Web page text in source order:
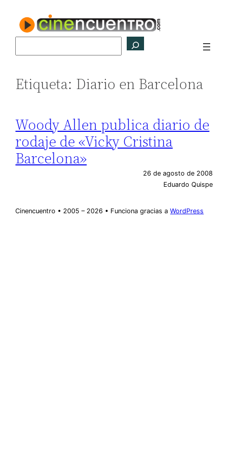
contenido
Etiqueta: Diario en Barcelona
Woody Allen publica diario de
rodaje de «Vicky Cristina
Barcelona»
26 de agosto de 2008
Eduardo Quispe
Cinencuentro • 2005 – 2026 • Funciona gracias aWordPress